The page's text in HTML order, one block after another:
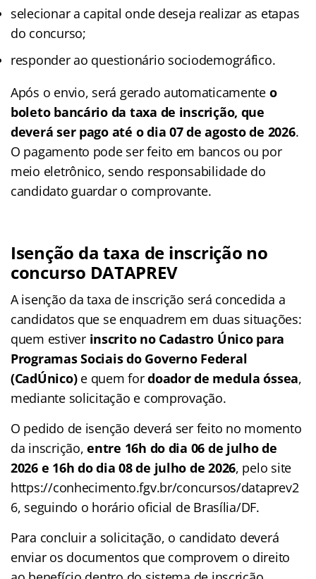
selecionar a capital onde deseja realizar as etapas
do concurso;
responder ao questionário sociodemográfico.
Após o envio, será gerado automaticamente o
boleto bancário da taxa de inscrição, que
deverá ser pago até o dia 07 de agosto de 2026.
O pagamento pode ser feito em bancos ou por
meio eletrônico, sendo responsabilidade do
candidato guardar o comprovante.
Isenção da taxa de inscrição no
concurso DATAPREV
A isenção da taxa de inscrição será concedida a
candidatos que se enquadrem em duas situações:
quem estiver inscrito no Cadastro Único para
Programas Sociais do Governo Federal
(CadÚnico)e quem fordoador de medula óssea,
mediante solicitação e comprovação.
O pedido de isenção deverá ser feito no momento
da inscrição,entre 16h do dia 06 de julho de
2026 e 16h do dia 08 de julho de 2026, pelo site
https://conhecimento.fgv.br/concursos/dataprev2
6, seguindo o horário oficial de Brasília/DF.
Para concluir a solicitação, o candidato deverá
enviar os documentos que comprovem o direito